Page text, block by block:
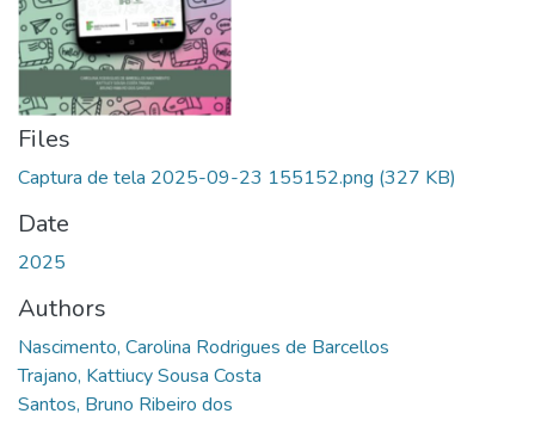
Files
Captura de tela 2025-09-23 155152.png (327 KB)
Date
2025
Authors
Nascimento, Carolina Rodrigues de Barcellos
Trajano, Kattiucy Sousa Costa
Santos, Bruno Ribeiro dos